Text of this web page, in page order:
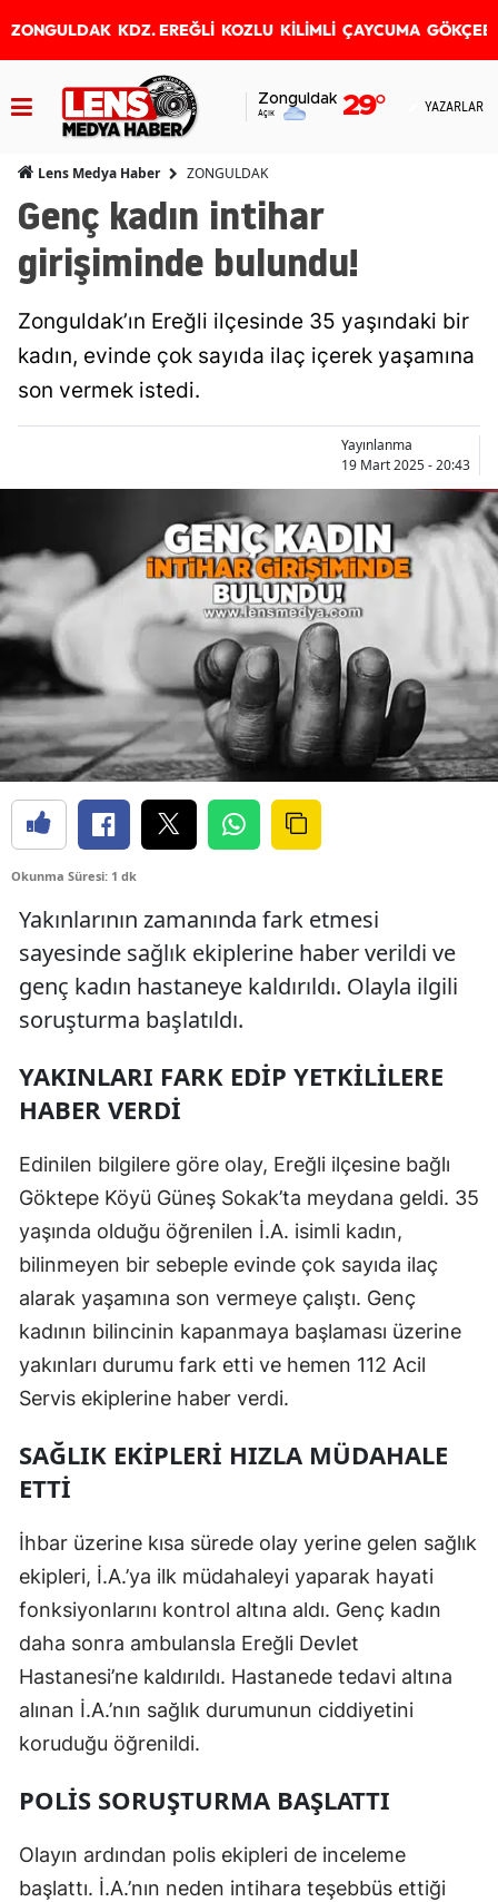
ZONGULDAK KDZ. EREĞLİ KOZLU KİLİMLİ ÇAYCUMA
Zonguldak
Açık 29° YAZARLAR
Lens Medya Haber ZONGULDAK
Genç kadın intihar
girişiminde bulundu!
Zonguldak’ın Ereğli ilçesinde 35 yaşındaki bir
kadın, evinde çok sayıda ilaç içerek yaşamına
son vermek istedi.
Yayınlanma
19 Mart 2025 - 20:43
Okunma Süresi: 1 dk
Yakınlarının zamanında fark etmesi
sayesinde sağlık ekiplerine haber verildi ve
genç kadın hastaneye kaldırıldı. Olayla ilgili
soruşturma başlatıldı.
YAKINLARI FARK EDİP YETKİLİLERE
HABER VERDİ
Edinilen bilgilere göre olay, Ereğli ilçesine bağlı
Göktepe Köyü Güneş Sokak’ta meydana geldi. 35
yaşında olduğu öğrenilen İ.A. isimli kadın,
bilinmeyen bir sebeple evinde çok sayıda ilaç
alarak yaşamına son vermeye çalıştı. Genç
kadının bilincinin kapanmaya başlaması üzerine
yakınları durumu fark etti ve hemen 112 Acil
Servis ekiplerine haber verdi.
SAĞLIK EKİPLERİ HIZLA MÜDAHALE
ETTİ
İhbar üzerine kısa sürede olay yerine gelen sağlık
ekipleri, İ.A.’ya ilk müdahaleyi yaparak hayati
fonksiyonlarını kontrol altına aldı. Genç kadın
daha sonra ambulansla Ereğli Devlet
Hastanesi’ne kaldırıldı. Hastanede tedavi altına
alınan İ.A.’nın sağlık durumunun ciddiyetini
koruduğu öğrenildi.
POLİS SORUŞTURMA BAŞLATTI
Olayın ardından polis ekipleri de inceleme
başlattı. İ.A.’nın neden intihara teşebbüs ettiği